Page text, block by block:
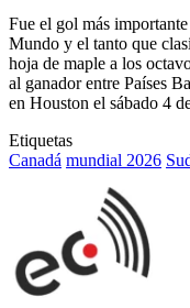
Fue el gol más
Mundo y el tanto que
hoja de maple a los
al ganador entre Países
en Houston el sábado 4
Etiquetas
Canadá mundial 2026